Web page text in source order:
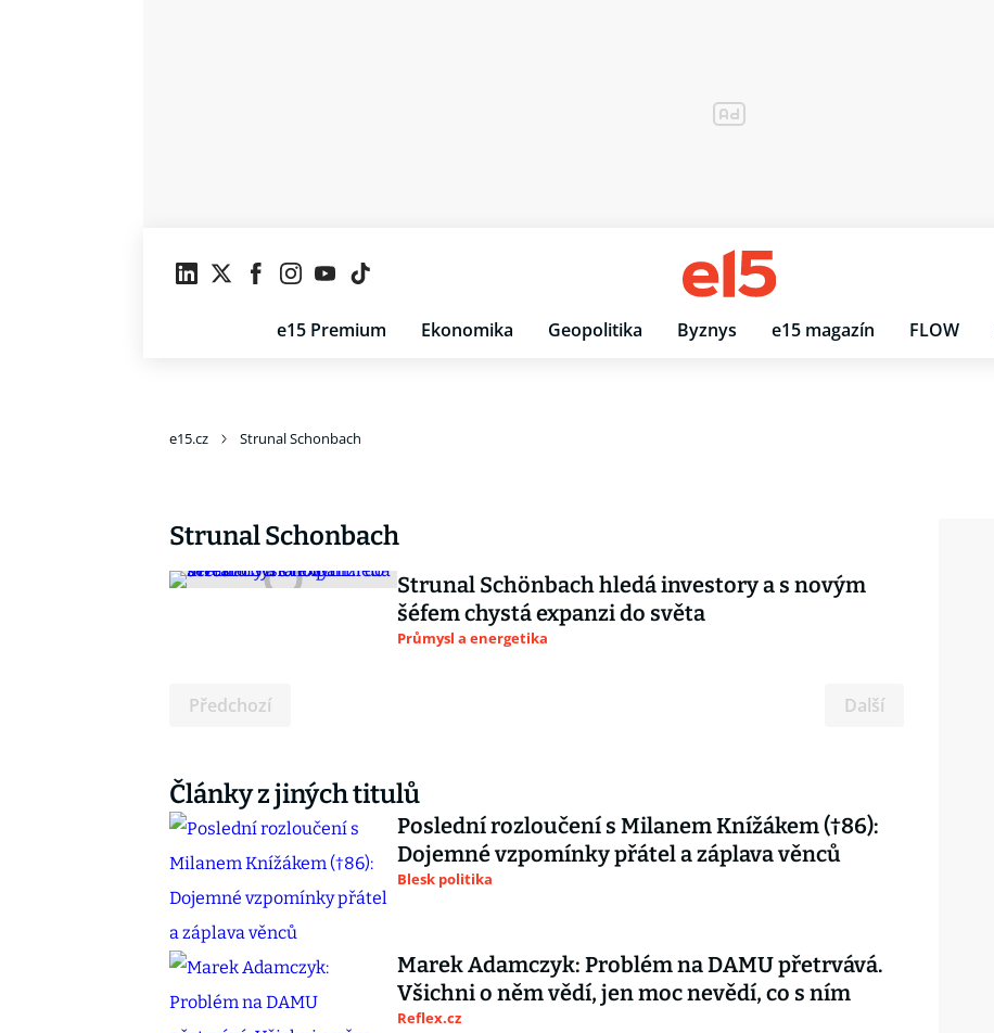
e15 Premium Ekonomika Geopolitika Byznys e15 magazín FLOW
e15.cz Strunal Schonbach
Strunal Schonbach
Strunal Schönbach hledá investory a s novým
šéfem chystá expanzi do světa
Průmysl a energetika
Předchozí Další
Články z jiných titulů
Poslední rozloučení s Milanem Knížákem (†86):
Dojemné vzpomínky přátel a záplava věnců
Blesk politika
Marek Adamczyk: Problém na DAMU přetrvává.
Všichni o něm vědí, jen moc nevědí, co s ním
Reflex.cz